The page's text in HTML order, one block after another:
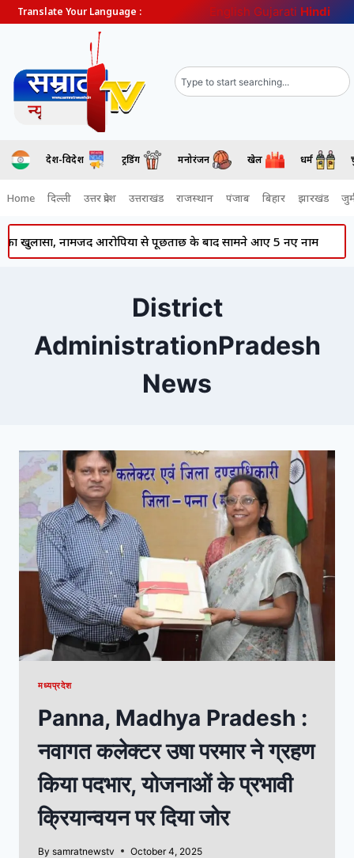
Translate Your Language : English Gujarati Hindi
देश-विदेश ट्रेंडिंग मनोरंजन खेल धर्म
Home दिल्ली उत्तर प्रदेश उत्तराखंड राजस्थान पंजाब बिहार झारखंड
खुलासा, नामजद आरोपियों से पूछताछ के बाद सामने आए 5 नए नाम
District
AdministrationPradesh
News
मध्यप्रदेश
Panna, Madhya Pradesh :
नवागत कलेक्टर उषा परमार ने ग्रहण
किया पदभार, योजनाओं के प्रभावी
क्रियान्वयन पर दिया जोर
By samratnewstv October 4, 2025